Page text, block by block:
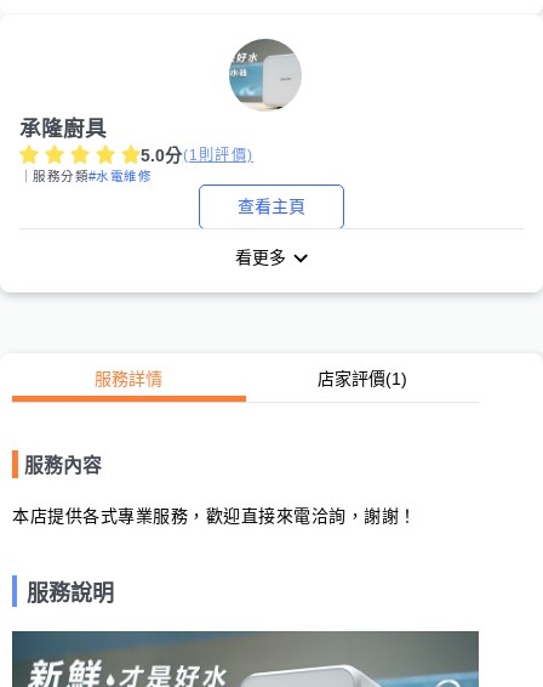
承隆廚具
5.0分(1 則評價)
｜服務分類#水電維修
查看主頁
看更多
服務詳情 店家評價(1)
服務內容
本店提供各式專業服務，歡迎直接來電洽詢，謝謝！
服務說明